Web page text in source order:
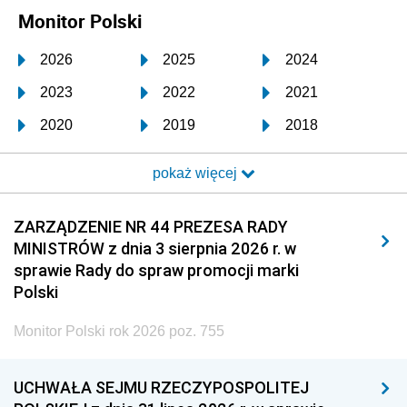
Monitor Polski
2026 2025 2024
2023 2022 2021
2020 2019 2018
2017 2016 2015
2014 2013 2012
2011 2010 2009
2008 2007 2006
2005
1996 1995 1994
pokaż więcej
ZARZĄDZENIE NR 44 PREZESA RADY
MINISTRÓW z dnia 3 sierpnia 2026 r. w
sprawie Rady do spraw promocji marki
Polski
Monitor Polski rok 2026 poz. 755
UCHWAŁA SEJMU RZECZYPOSPOLITEJ